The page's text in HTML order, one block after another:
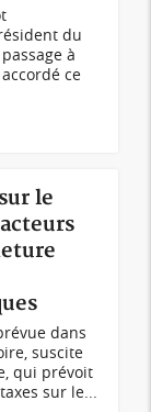
du
à
ce
le
dans
suscite
qui prévoit
sur le...